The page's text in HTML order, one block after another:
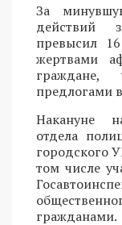
За
действий
превысил
жертвами
предлогами
Накануне
отдела
городского
том числе